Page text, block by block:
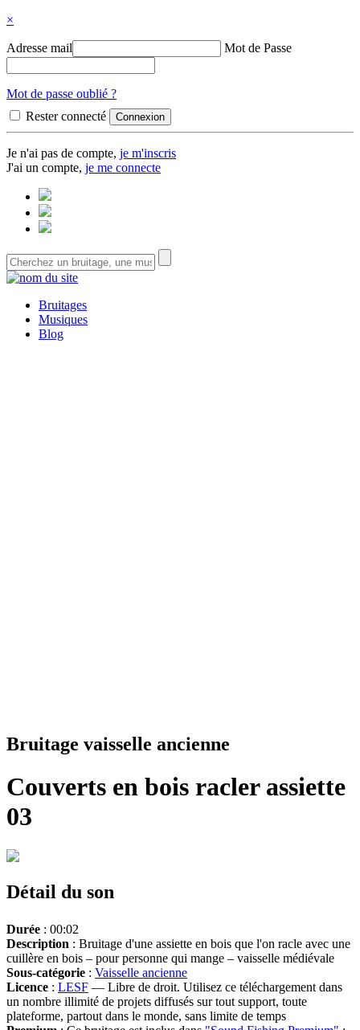
×
Adresse mail Mot de Passe
Mot de passe oublié ?
Rester connecté
Je n'ai pas de compte, je m'inscris
J'ai un compte, je me connecte
Bruitages
Musiques
Blog
Bruitage vaisselle ancienne
Couverts en bois racler assiette
03
Détail du son
Durée : 00:02
Description : Bruitage d'une assiette en bois que l'on racle avec une
cuillère en bois – pour personne qui mange – vaisselle médiévale
Sous-catégorie : Vaisselle ancienne
Licence : LESF — Libre de droit. Utilisez ce téléchargement dans
un nombre illimité de projets diffusés sur tout support, toute
plateforme, partout dans le monde, sans limite de temps